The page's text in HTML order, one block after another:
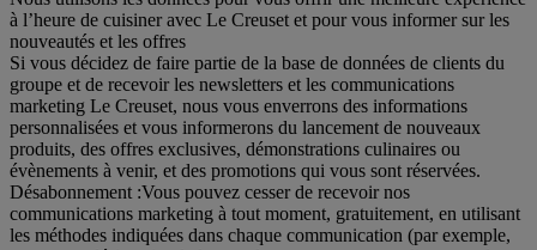
à l’heure de cuisiner avec Le Creuset et pour vous informer sur les
nouveautés et les offres
Si vous décidez de faire partie de la base de données de clients du
groupe et de recevoir les newsletters et les communications
marketing Le Creuset, nous vous enverrons des informations
personnalisées et vous informerons du lancement de nouveaux
produits, des offres exclusives, démonstrations culinaires ou
évènements à venir, et des promotions qui vous sont réservées.
Désabonnement :Vous pouvez cesser de recevoir nos
communications marketing à tout moment, gratuitement, en utilisant
les méthodes indiquées dans chaque communication (par exemple,